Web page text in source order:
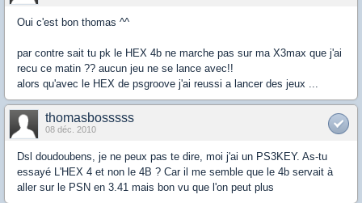
Oui c'est bon thomas ^^
par contre sait tu pk le HEX 4b ne marche pas sur ma X3max que j'ai
recu ce matin ?? aucun jeu ne se lance avec!!
alors qu'avec le HEX de psgroove j'ai reussi a lancer des jeux ...
thomasbosssss
08 déc. 2010
Dsl doudoubens, je ne peux pas te dire, moi j'ai un PS3KEY. As-tu
essayé L'HEX 4 et non le 4B ? Car il me semble que le 4b servait à
aller sur le PSN en 3.41 mais bon vu que l'on peut plus